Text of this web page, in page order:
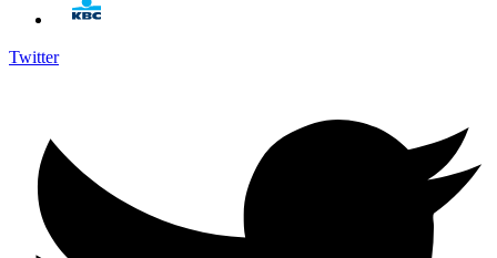
Twitter